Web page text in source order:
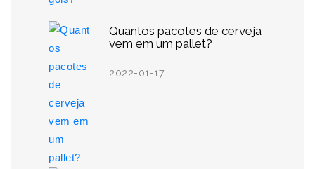
Quantos pacotes de cerveja
vem em um pallet?
2022-01-17